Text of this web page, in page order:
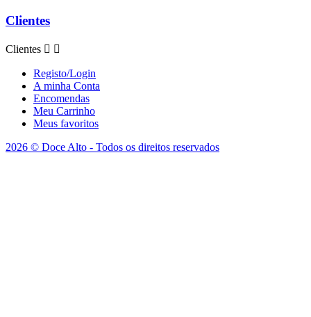
Clientes
Clientes  
Registo/Login
A minha Conta
Encomendas
Meu Carrinho
Meus favoritos
2026 © Doce Alto - Todos os direitos reservados